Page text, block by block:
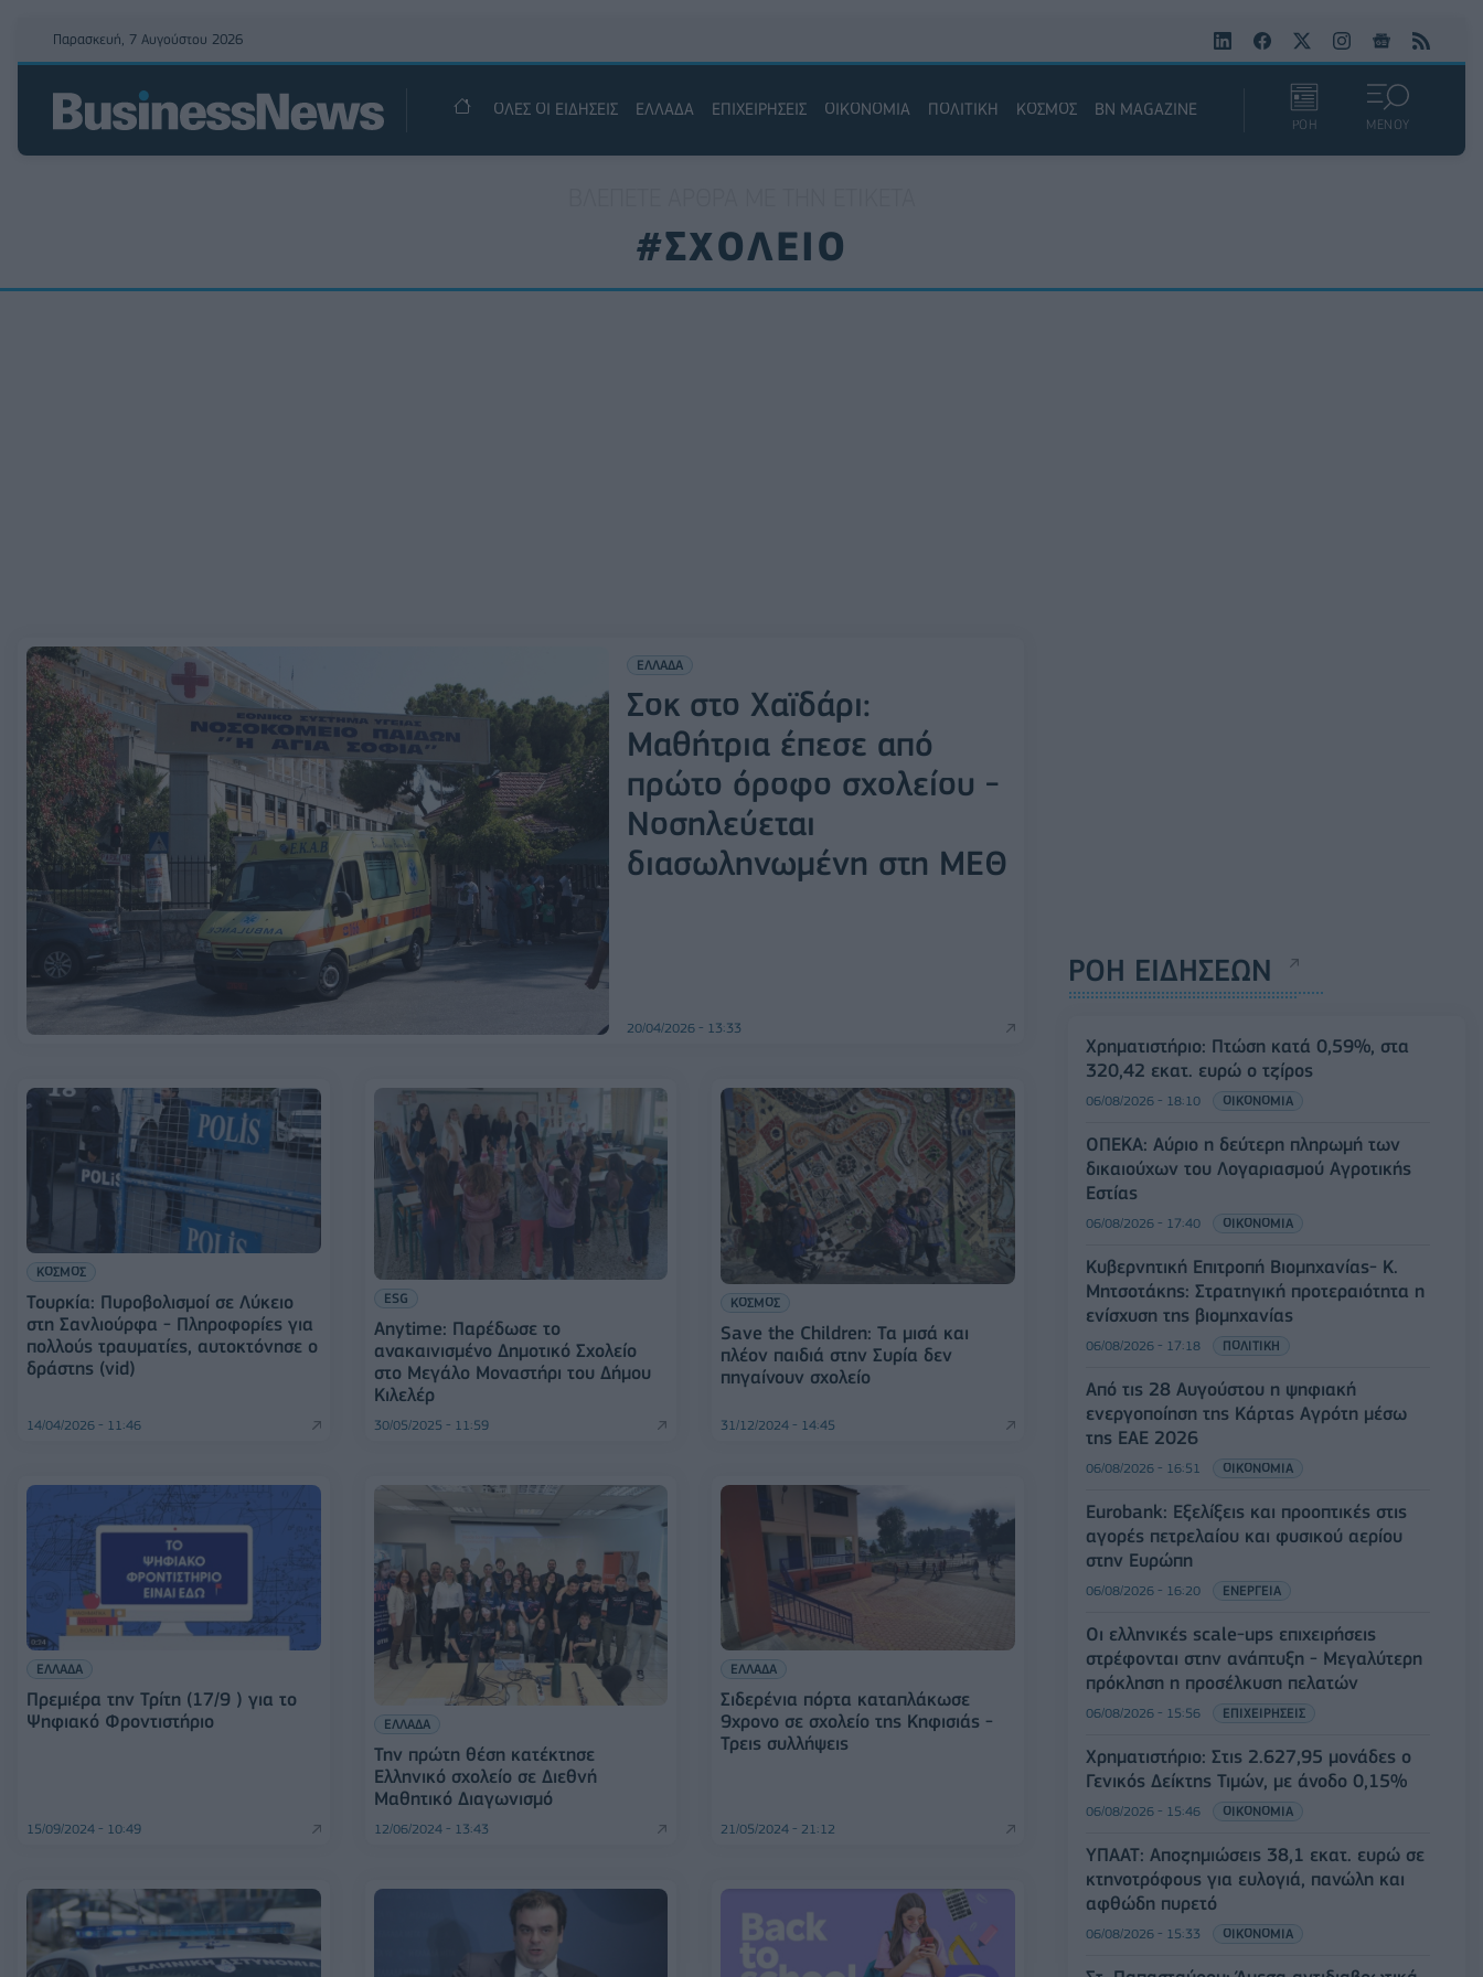
Παρασκευή, 7 Αυγούστου 2026
ΟΛΕΣ ΟΙ ΕΙΔΗΣΕΙΣ ΕΛΛΑΔΑ ΕΠΙΧΕΙΡΗΣΕΙΣ ΟΙΚΟΝΟΜΙΑ ΠΟΛΙΤΙΚΗ ΚΟΣΜΟΣ BN MAGAZINE
ΡΟΗ ΜΕΝΟΥ
#ΣΧΟΛΕΙΟ
ΕΛΛΑΔΑ
Σοκ στο Χαϊδάρι:
Μαθήτρια έπεσε από
πρώτο όροφο σχολείου -
Νοσηλεύεται
διασωληνωμένη στη ΜΕΘ
20/04/2026 - 13:33
ΚΟΣΜΟΣ
Τουρκία: Πυροβολισμοί σε Λύκειο
στη Σανλιούρφα - Πληροφορίες για
πολλούς τραυματίες, αυτοκτόνησε ο
δράστης (vid)
14/04/2026 - 11:46
ESG
Anytime: Παρέδωσε το
ανακαινισμένο Δημοτικό Σχολείο
στο Μεγάλο Μοναστήρι του Δήμου
Κιλελέρ
30/05/2025 - 11:59
ΚΟΣΜΟΣ
Save the Children: Τα μισά και
πλέον παιδιά στην Συρία δεν
πηγαίνουν σχολείο
31/12/2024 - 14:45
ΕΛΛΑΔΑ
Πρεμιέρα την Τρίτη (17/9 ) για το
Ψηφιακό Φροντιστήριο
15/09/2024 - 10:49
ΕΛΛΑΔΑ
Την πρώτη θέση κατέκτησε
Ελληνικό σχολείο σε Διεθνή
Μαθητικό Διαγωνισμό
12/06/2024 - 13:43
ΕΛΛΑΔΑ
Σιδερένια πόρτα καταπλάκωσε
9χρονο σε σχολείο της Κηφισιάς -
Τρεις συλλήψεις
21/05/2024 - 21:12
ΡΟΗ ΕΙΔΗΣΕΩΝ
Χρηματιστήριο: Πτώση κατά 0,59%, στα
320,42 εκατ. ευρώ ο τζίρος
06/08/2026 - 18:10 ΟΙΚΟΝΟΜΙΑ
ΟΠΕΚΑ: Αύριο η δεύτερη πληρωμή των
δικαιούχων του Λογαριασμού Αγροτικής
Εστίας
06/08/2026 - 17:40 ΟΙΚΟΝΟΜΙΑ
Κυβερνητική Επιτροπή Βιομηχανίας- Κ.
Μητσοτάκης: Στρατηγική προτεραιότητα η
ενίσχυση της βιομηχανίας
06/08/2026 - 17:18 ΠΟΛΙΤΙΚΗ
Από τις 28 Αυγούστου η ψηφιακή
ενεργοποίηση της Κάρτας Αγρότη μέσω
της ΕΑΕ 2026
06/08/2026 - 16:51 ΟΙΚΟΝΟΜΙΑ
Eurobank: Εξελίξεις και προοπτικές στις
αγορές πετρελαίου και φυσικού αερίου
στην Ευρώπη
06/08/2026 - 16:20 ΕΝΕΡΓΕΙΑ
Οι ελληνικές scale-ups επιχειρήσεις
στρέφονται στην ανάπτυξη - Μεγαλύτερη
πρόκληση η προσέλκυση πελατών
06/08/2026 - 15:56 ΕΠΙΧΕΙΡΗΣΕΙΣ
Χρηματιστήριο: Στις 2.627,95 μονάδες ο
Γενικός Δείκτης Τιμών, με άνοδο 0,15%
06/08/2026 - 15:46 ΟΙΚΟΝΟΜΙΑ
ΥΠΑΑΤ: Αποζημιώσεις 38,1 εκατ. ευρώ σε
κτηνοτρόφους για ευλογιά, πανώλη και
αφθώδη πυρετό
06/08/2026 - 15:33 ΟΙΚΟΝΟΜΙΑ